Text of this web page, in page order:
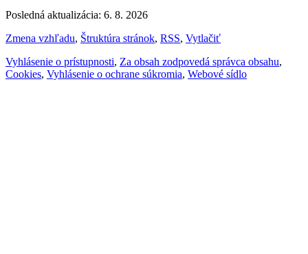
Posledná aktualizácia: 6. 8. 2026
Zmena vzhľadu, Štruktúra stránok, RSS, Vytlačiť
Vyhlásenie o prístupnosti, Za obsah zodpovedá správca obsahu,
Cookies, Vyhlásenie o ochrane súkromia, Webové sídlo